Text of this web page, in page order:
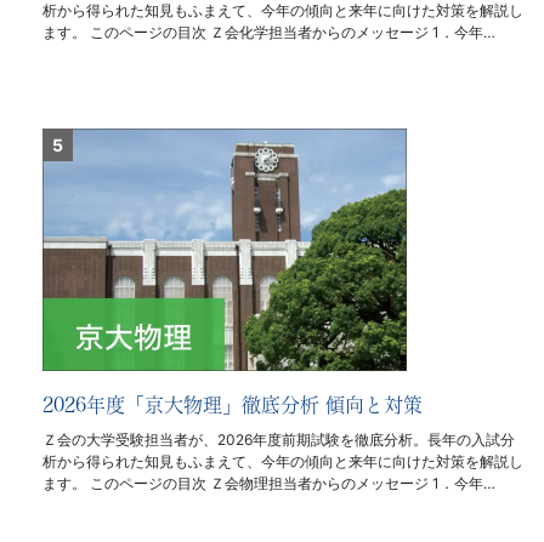
析から得られた知見もふまえて、今年の傾向と来年に向けた対策を解説し
ます。 このページの目次 Ｚ会化学担当者からのメッセージ 1．今年…
2026年度「京大物理」徹底分析 傾向と対策
Ｚ会の大学受験担当者が、2026年度前期試験を徹底分析。長年の入試分
析から得られた知見もふまえて、今年の傾向と来年に向けた対策を解説し
ます。 このページの目次 Ｚ会物理担当者からのメッセージ 1．今年…